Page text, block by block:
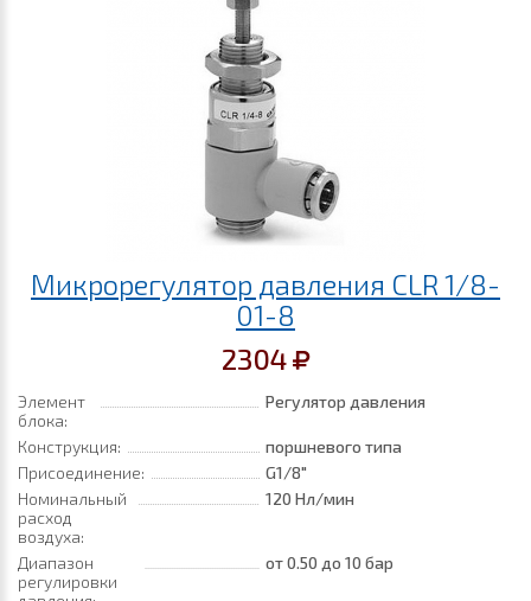
Микрорегулятор давления CLR 1/8-
01-8
2304
Элемент
блока:
Регулятор давления
Конструкция:
поршневого типа
Присоединение:
G1/8"
Номинальный
расход
воздуха:
120 Нл/мин
Диапазон
регулировки
от 0.50 до 10 бар